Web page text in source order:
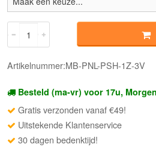
Artikelnummer:MB-PNL-PSH-1Z-3V
Besteld (ma-vr) voor 17u,
Gratis verzonden vanaf €49!
Uitstekende Klantenservice
30 dagen bedenktijd!